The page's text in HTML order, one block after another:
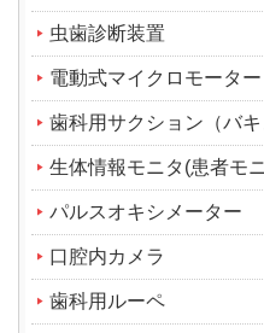
虫歯診断装置
電動式マイクロモーター
歯科用サクション（バキ
生体情報モニタ(患者モ
パルスオキシメーター
口腔内カメラ
歯科用ルーペ